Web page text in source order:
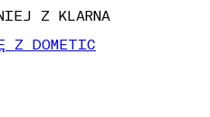
Z KLARNA
Z DOMETIC